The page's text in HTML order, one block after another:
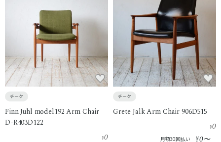
チーク
Finn Juhl model192 Arm Chair
D-R403D122
¥0
チーク
Grete Jalk Arm Chair 906D515
¥0
月額30回払い ¥0〜